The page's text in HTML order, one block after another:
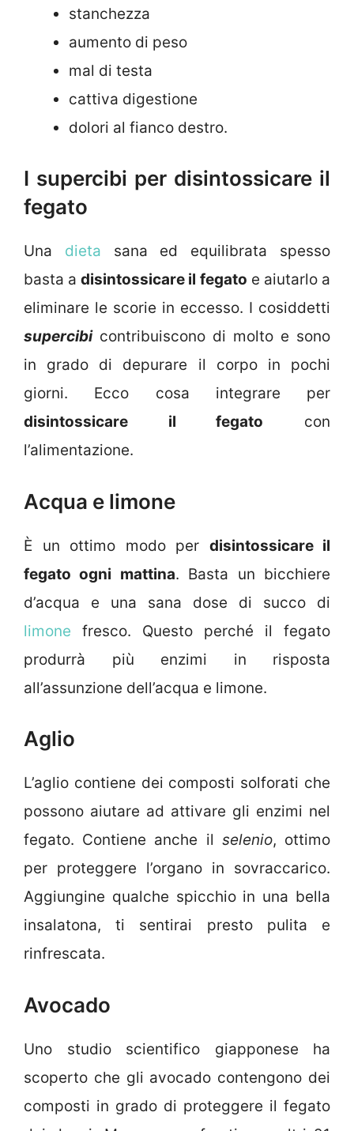
stanchezza
aumento di peso
mal di testa
cattiva digestione
dolori al fianco destro.
I supercibi per disintossicare il
fegato
Una dieta sana ed equilibrata spesso
basta adisintossicare il fegato e aiutarlo a
eliminare le scorie in eccesso. I cosiddetti
supercibicontribuiscono di molto e sono
in grado di depurare il corpo in pochi
giorni. Ecco cosa integrare per
disintossicare il fegato con
l’alimentazione.
Acqua e limone
È un ottimo modo per disintossicare il
fegato ogni mattina. Basta un bicchiere
d’acqua e una sana dose di succo di
limone fresco. Questo perché il fegato
produrrà più enzimi in risposta
all’assunzione dell’acqua e limone.
Aglio
L’aglio contiene dei composti solforati che
possono aiutare ad attivare gli enzimi nel
fegato. Contiene anche il selenio, ottimo
per proteggere l’organo in sovraccarico.
Aggiungine qualche spicchio in una bella
insalatona, ti sentirai presto pulita e
rinfrescata.
Avocado
Uno studio scientifico giapponese ha
scoperto che gli avocado contengono dei
composti in grado di proteggere il fegato